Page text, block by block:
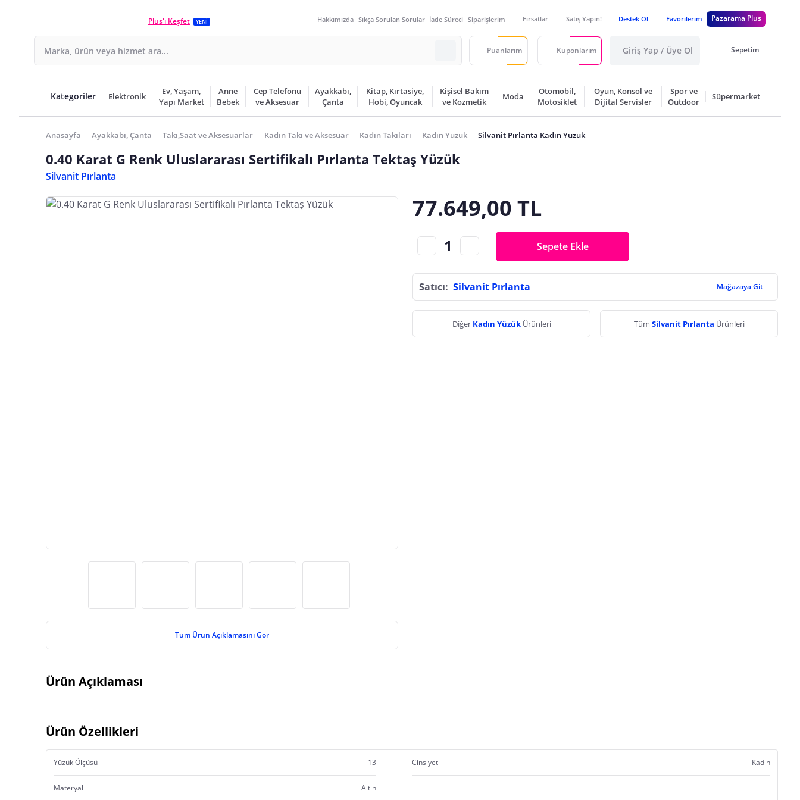
Plus'ı Keşfet YENİ Hakkımızda Sıkça Sorulan Sorular İade Süreci Siparişlerim Fırsatlar Satış Yapın! Destek Ol Favorilerim Pazarama Plus
Puanlarım Kuponlarım Giriş Yap / Üye Ol Sepetim
Kategoriler Elektronik
Ev, Yaşam,
Yapı Market
Anne
Bebek
Cep Telefonu
ve Aksesuar
Ayakkabı,
Çanta
Kitap, Kırtasiye,
Hobi, Oyuncak
Kişisel Bakım
ve Kozmetik
Moda
Otomobil,
Motosiklet
Oyun, Konsol ve
Dijital Servisler
Spor ve
Outdoor
Süpermarket
Anasayfa Ayakkabı, Çanta Takı,Saat ve Aksesuarlar Kadın Takı ve Aksesuar Kadın Takıları Kadın Yüzük Silvanit Pırlanta Kadın Yüzük
0.40 Karat G Renk Uluslararası Sertifikalı Pırlanta Tektaş Yüzük
Silvanit Pırlanta
Tüm Ürün Açıklamasını Gör
77.649,00 TL
Sepete Ekle
Satıcı: Silvanit Pırlanta Mağazaya Git
Diğer Kadın Yüzük Ürünleri Tüm Silvanit Pırlanta Ürünleri
Ürün Açıklaması
Ürün Özellikleri
Yüzük Ölçüsü 13 Cinsiyet Kadın
Materyal Altın